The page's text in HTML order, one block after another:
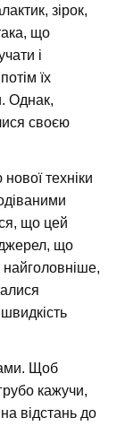
зірок,
що
і
їх
Однак,
своєю
техніки
що цей
джерел, що
найголовніше,
Щоб
кажучи,
відстань до